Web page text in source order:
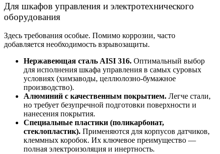
Для шкафов управления и электротехнического
оборудования
Здесь требования особые. Помимо коррозии, часто
добавляется необходимость взрывозащиты.
Нержавеющая сталь AISI 316. Оптимальный выбор
для исполнения шкафа управления в самых суровых
условиях (химзаводы, целлюлозно-бумажное
производство).
Алюминий с качественным покрытием. Легче стали,
но требует безупречной подготовки поверхности и
нанесения покрытия.
Специальные пластики (поликарбонат,
стеклопластик). Применяются для корпусов датчиков,
клеммных коробок. Их ключевое преимущество —
полная электроизоляция и инертность.